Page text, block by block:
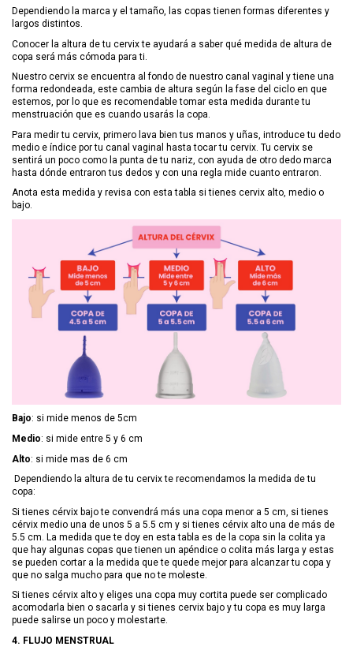
Dependiendo la marca y el tamaño, las copas tienen formas diferentes y
largos distintos.
Conocer la altura de tu cervix te ayudará a saber qué medida de altura de
copa será más cómoda para ti.
Nuestro cervix se encuentra al fondo de nuestro canal vaginal y tiene una
forma redondeada, este cambia de altura según la fase del ciclo en que
estemos, por lo que es recomendable tomar esta medida durante tu
menstruación que es cuando usarás la copa.
Para medir tu cervix, primero lava bien tus manos y uñas, introduce tu dedo
medio e índice por tu canal vaginal hasta tocar tu cervix. Tu cervix se
sentirá un poco como la punta de tu nariz, con ayuda de otro dedo marca
hasta dónde entraron tus dedos y con una regla mide cuanto entraron.
Anota esta medida y revisa con esta tabla si tienes cervix alto, medio o
bajo.
Bajo: si mide menos de 5cm
Medio: si mide entre 5 y 6 cm
Alto: si mide mas de 6 cm
Dependiendo la altura de tu cervix te recomendamos la medida de tu
copa:
Si tienes cérvix bajo te convendrá más una copa menor a 5 cm, si tienes
cérvix medio una de unos 5 a 5.5 cm y si tienes cérvix alto una de más de
5.5 cm. La medida que te doy en esta tabla es de la copa sin la colita ya
que hay algunas copas que tienen un apéndice o colita más larga y estas
se pueden cortar a la medida que te quede mejor para alcanzar tu copa y
que no salga mucho para que no te moleste.
Si tienes cérvix alto y eliges una copa muy cortita puede ser complicado
acomodarla bien o sacarla y si tienes cervix bajo y tu copa es muy larga
puede salirse un poco y molestarte.
4. FLUJO MENSTRUAL